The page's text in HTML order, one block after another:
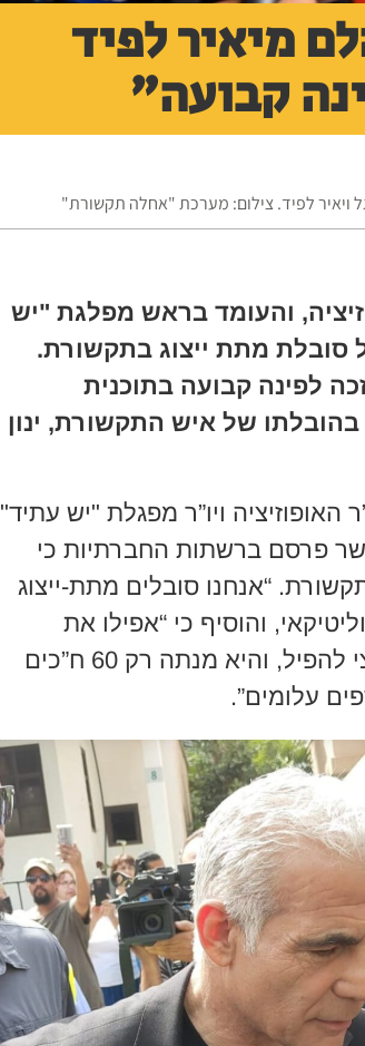
מגל בהלם מיאיר לפיד
קבועה"
ויאיר לפיד. צילום: מערכת "אחלה תקשורת"
והעומד בראש מפלגת "יש
סובלת מתת ייצוג בתקשורת.
לפינה קבועה בתוכנית
הטלוויזיה המצליחה "הפטריוטים" בערוץ 14 בהובלתו של איש התקשורת, ינון
האופוזיציה ויו”ר מפגלת "יש עתיד"
פרסם ברשתות החברתיות כי
“אנחנו סובלים מתת-ייצוג
והוסיף כי “אפילו את
הקואליציה המצומצמת שלנו לקח להם שנה וחצי להפיל, והיא מנתה רק 60 ח”כים
עלומים”.